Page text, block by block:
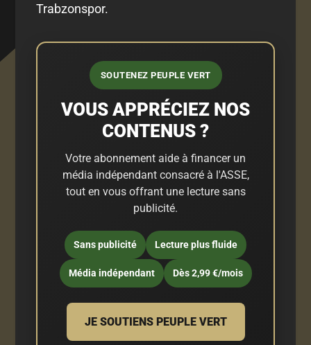
Trabzonspor.
SOUTENEZ PEUPLE VERT
VOUS APPRÉCIEZ NOS
CONTENUS ?
Votre abonnement aide à financer un
média indépendant consacré à l'ASSE,
tout en vous offrant une lecture sans
publicité.
Sans publicité Lecture plus fluide
Média indépendant Dès 2,99 €/mois
JE SOUTIENS PEUPLE VERT